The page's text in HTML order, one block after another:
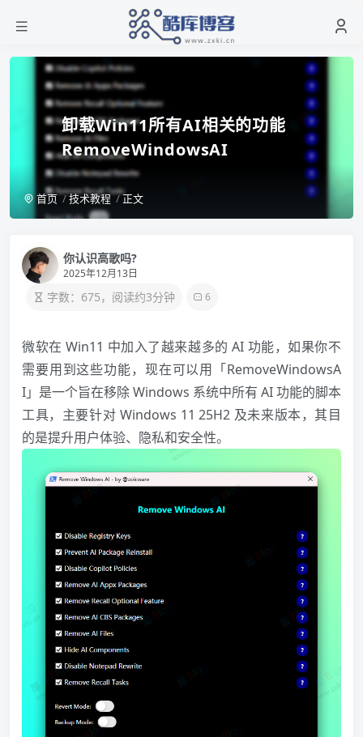
卸载Win11所有AI相关的功能
RemoveWindowsAI
首页 技术教程 正文
你认识高歌吗?
2025年12月13日
字数：675，阅读约3分钟 6
微软在 Win11 中加入了越来越多的 AI 功能，如果你不
需要用到这些功能，现在可以用「RemoveWindowsA
I」是一个旨在移除 Windows 系统中所有 AI 功能的脚本
工具，主要针对 Windows 11 25H2 及未来版本，其目
的是提升用户体验、隐私和安全性。